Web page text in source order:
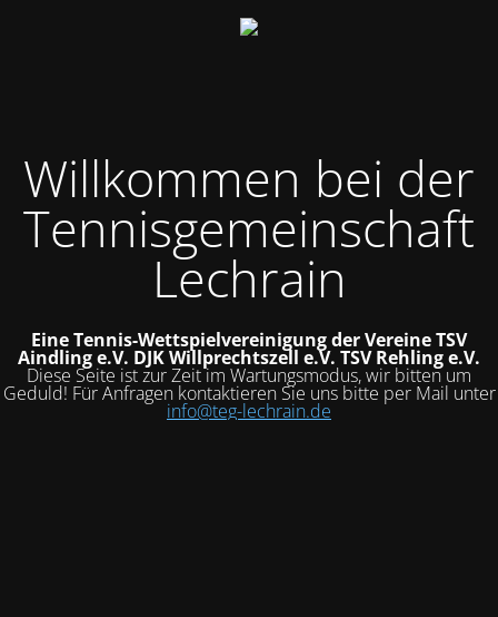
Willkommen bei der
Tennisgemeinschaft
Lechrain
Eine Tennis-Wettspielvereinigung der VereineTSV
Aindling e.V. DJK Willprechtszell e.V. TSV Rehling e.V.
Diese Seite ist zur Zeit im Wartungsmodus, wir bitten um
Geduld! Für Anfragen kontaktieren Sie uns bitte per Mail unter
info@teg-lechrain.de